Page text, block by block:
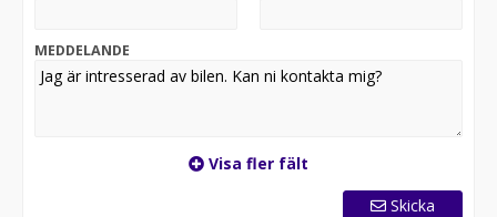
MEDDELANDE
Visa fler fält
Skicka